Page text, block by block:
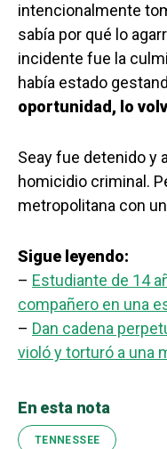
intencionalmente
sabía por qué lo
incidente fue la
había estado
oportunidad, lo
Seay fue detenido y
homicidio criminal.
metropolitana con
Sigue leyendo:
– Estudiante de 14
compañero en una
– Dan cadena
violó y torturó a una
En esta nota
TENNESSEE